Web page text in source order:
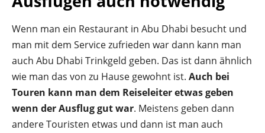
Wenn man ein Restaurant in Abu Dhabi besucht und
man mit dem Service zufrieden war dann kann man
auch Abu Dhabi Trinkgeld geben. Das ist dann ähnlich
wie man das von zu Hause gewohnt ist. Auch bei
Touren kann man dem Reiseleiter etwas geben
wenn der Ausflug gut war. Meistens geben dann
andere Touristen etwas und dann ist man auch